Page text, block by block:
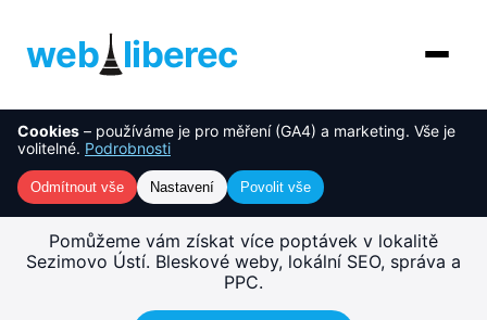
web liberec
O nás
Služby
NOVINKA
AI řešení
Cookies – používáme je pro měření (GA4) a marketing. Vše je
volitelné. Podrobnosti
Odmítnout vše Nastavení Povolit vše
Tvorba webu Sezimovo Ústí
– rychlé, SEO-ready weby
Pomůžeme vám získat více poptávek v lokalitě
Sezimovo Ústí. Bleskové weby, lokální SEO, správa a
PPC.